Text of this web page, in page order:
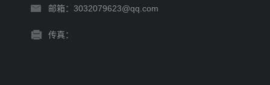
邮箱：3032079623@qq.com
传真：